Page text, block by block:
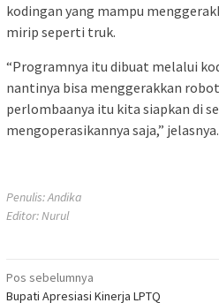
kodingan yang mampu
mirip seperti truk.
“Programnya itu dibuat melalui
nantinya bisa menggerakkan
perlombaanya itu kita siapkan di
mengoperasikannya saja,”
Penulis: Andika
Editor: Nurul
Navigasi
Pos sebelumnya
Bupati Apresiasi Kinerja LPTQ